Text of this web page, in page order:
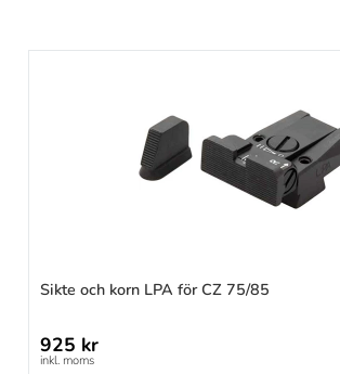
Sikte och korn LPA för CZ 75/85
925 kr
inkl. moms